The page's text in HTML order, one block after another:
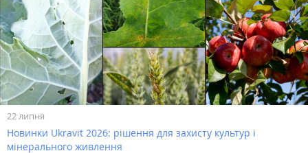
22 липня
Новинки Ukravit 2026: рішення для захисту культур і
мінерального живлення